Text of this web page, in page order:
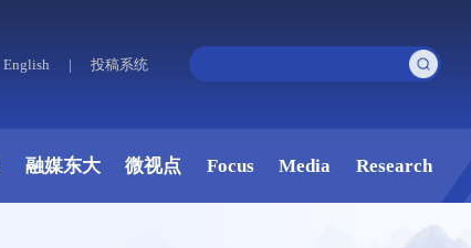
English | 投稿系统
融媒东大 微视点 Focus Media Research